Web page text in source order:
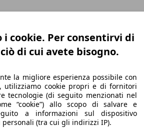
i cookie. Per consentirvi di
di cui avete bisogno.
la migliore esperienza possibile con
utilizziamo cookie propri e di fornitori
tecnologie (di seguito menzionati nel
“cookie”) allo scopo di salvare e
a informazioni sul dispositivo
(tra cui gli indirizzi IP).